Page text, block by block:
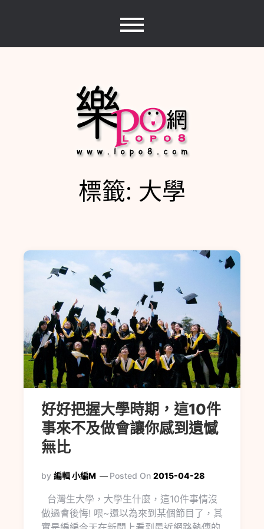
分享你的樂事，樂PO吧~標籤: 大學
好好把握大學時期，這10件
事來不及做會讓你感到遺憾
無比
by 編輯 小編M Posted On 2015-04-28
台灣生大學，大學生什麼，這10件事情沒
做過會後悔! 喂~還以為來到某個節目了，其